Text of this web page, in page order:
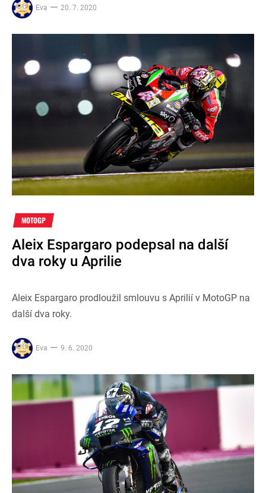
Eva 20. 7. 2020
MOTOGP
Aleix Espargaro podepsal na další
dva roky u Aprilie
Aleix Espargaro prodloužil smlouvu s Aprilií v MotoGP na
další dva roky.
Eva 9. 6. 2020